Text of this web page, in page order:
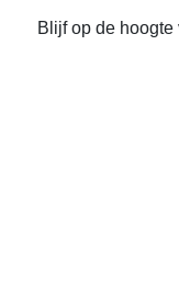
Blijf op de